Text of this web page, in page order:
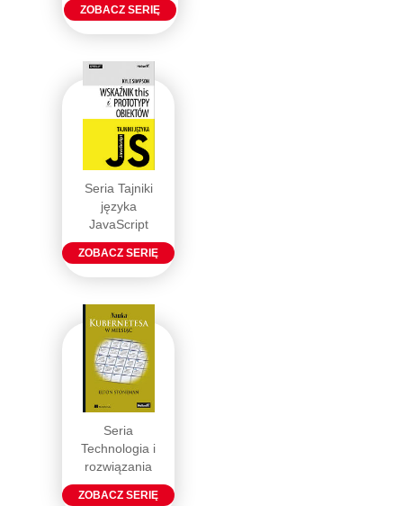
ZOBACZ SERIĘ
Seria Tajniki
języka
JavaScript
ZOBACZ SERIĘ
Seria
Technologia i
rozwiązania
ZOBACZ SERIĘ